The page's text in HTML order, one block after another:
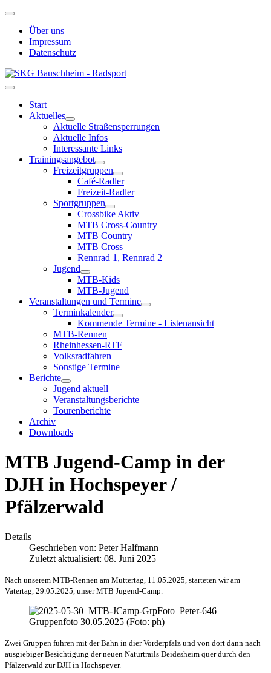
Über uns
Impressum
Datenschutz
Start
Aktuelles
Aktuelle Straßensperrungen
Aktuelle Infos
Interessante Links
Trainingsangebot
Freizeitgruppen
Café-Radler
Freizeit-Radler
Sportgruppen
Crossbike Aktiv
MTB Cross-Country
MTB Country
MTB Cross
Rennrad 1, Rennrad 2
Jugend
MTB-Kids
MTB-Jugend
Veranstaltungen und Termine
Terminkalender
Kommende Termine - Listenansicht
MTB-Rennen
Rheinhessen-RTF
Volksradfahren
Sonstige Termine
Berichte
Jugend aktuell
Veranstaltungsberichte
Tourenberichte
Archiv
Downloads
MTB Jugend-Camp in der
DJH in Hochspeyer /
Pfälzerwald
Details
Geschrieben von: Peter Halfmann
Zuletzt aktualisiert: 08. Juni 2025
Nach unserem MTB-Rennen am Muttertag, 11.05.2025, starteten wir am
Vatertag, 29.05.2025, unser MTB Jugend-Camp.
Gruppenfoto 30.05.2025 (Foto: ph)
Zwei Gruppen fuhren mit der Bahn in dier Vorderpfalz und von dort dann nach
ausgiebiger Besichtigung der neuen Naturtrails Deidesheim quer durch den
Pfälzerwald zur DJH in Hochspeyer.